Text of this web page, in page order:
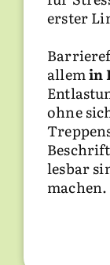
erster
allemin
ohne
lesbar
machen.
einer